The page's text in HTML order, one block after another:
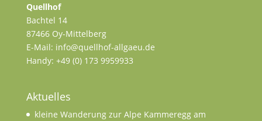
Quellhof
Bachtel 14
87466 Oy-Mittelberg
E-Mail: info@quellhof-allgaeu.de
Handy: +49 (0) 173 9959933
Aktuelles
kleine Wanderung zur Alpe Kammeregg am